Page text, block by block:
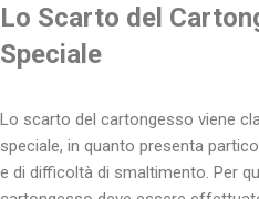
Lo Scarto del
Speciale
Lo scarto del cartongesso viene
speciale, in quanto presenta
e di difficoltà di smaltimento. Per